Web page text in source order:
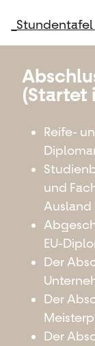
(Startet
Reife-
und
Ausland
EU-
Der
Der
Der